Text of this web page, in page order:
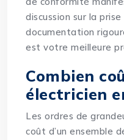
discussion sur la
documentation
est votre meilleure
Combien
électricien
Les ordres de
coût d’un ensemble